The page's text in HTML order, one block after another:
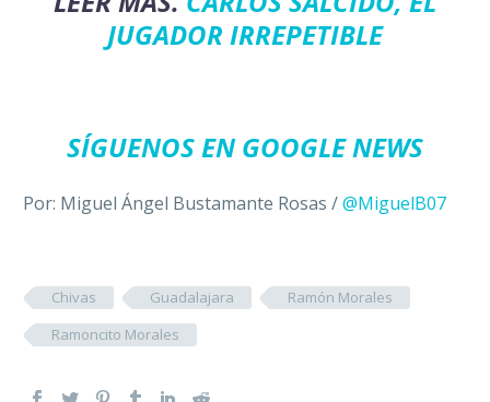
JUGADOR IRREPETIBLE
SÍGUENOS EN GOOGLE NEWS
Por: Miguel Ángel Bustamante Rosas /@MiguelB07
Chivas Guadalajara
Ramón Morales
Ramoncito Morales